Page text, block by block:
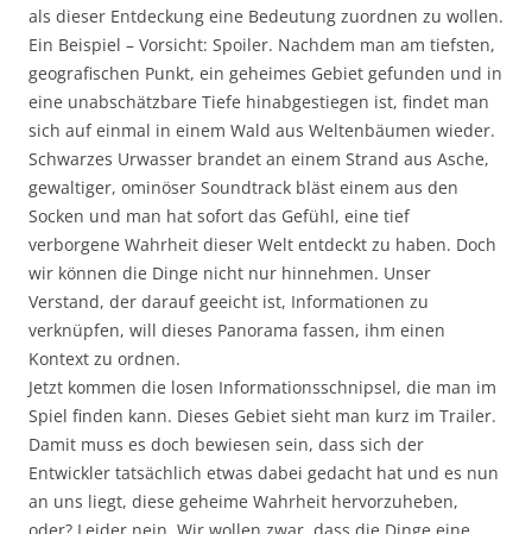
als dieser Entdeckung eine Bedeutung zuordnen zu wollen.
Ein Beispiel – Vorsicht: Spoiler. Nachdem man am tiefsten,
geografischen Punkt, ein geheimes Gebiet gefunden und in
eine unabschätzbare Tiefe hinabgestiegen ist, findet man
sich auf einmal in einem Wald aus Weltenbäumen wieder.
Schwarzes Urwasser brandet an einem Strand aus Asche,
gewaltiger, ominöser Soundtrack bläst einem aus den
Socken und man hat sofort das Gefühl, eine tief
verborgene Wahrheit dieser Welt entdeckt zu haben. Doch
wir können die Dinge nicht nur hinnehmen. Unser
Verstand, der darauf geeicht ist, Informationen zu
verknüpfen, will dieses Panorama fassen, ihm einen
Kontext zu ordnen.
Jetzt kommen die losen Informationsschnipsel, die man im
Spiel finden kann. Dieses Gebiet sieht man kurz im Trailer.
Damit muss es doch bewiesen sein, dass sich der
Entwickler tatsächlich etwas dabei gedacht hat und es nun
an uns liegt, diese geheime Wahrheit hervorzuheben,